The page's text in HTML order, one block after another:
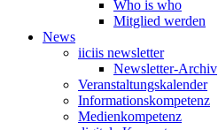
Who is who
Mitglied werden
News
iiciis newsletter
Newsletter-Archiv
Veranstaltungskalender
Informationskompetenz
Medienkompetenz